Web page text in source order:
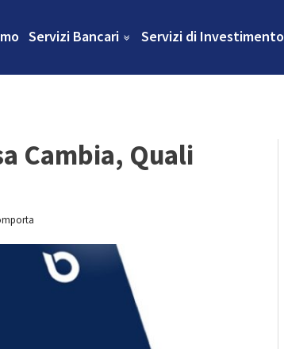
Servizi Bancari Servizi di Investimento
Cambia, Quali